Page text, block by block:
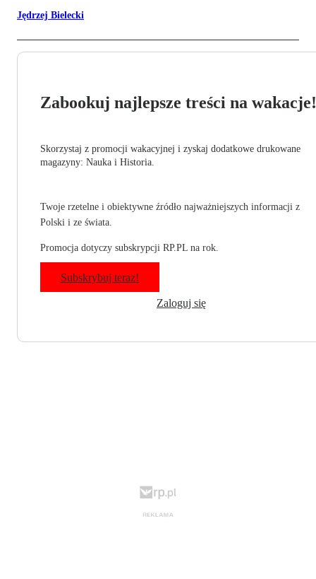
Jędrzej Bielecki
Zabookuj najlepsze treści na wakacje!
Skorzystaj z promocji wakacyjnej i zyskaj dodatkowe drukowane
magazyny: Nauka i Historia.
Twoje rzetelne i obiektywne źródło najważniejszych informacji z
Polski i ze świata.
Promocja dotyczy subskrypcji RP.PL na rok.
Subskrybuj teraz!
Zaloguj się